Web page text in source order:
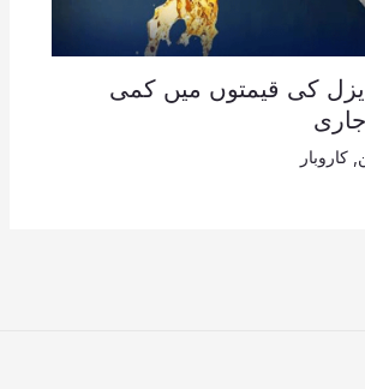
کی قیمتوں میں کمی
کاروبار